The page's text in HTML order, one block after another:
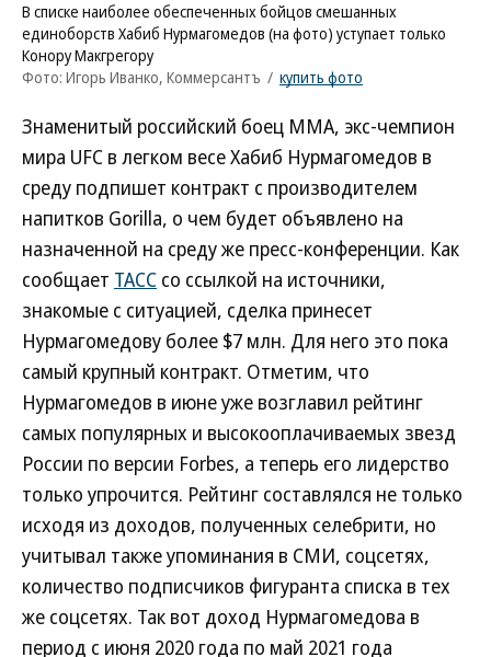
В списке наиболее обеспеченных бойцов смешанных
единоборств Хабиб Нурмагомедов (на фото) уступает только
Конору Макгрегору
Фото: Игорь Иванко, Коммерсантъ / купить фото
Знаменитый российский боец MMA, экс-чемпион
мира UFC в легком весе Хабиб Нурмагомедов в
среду подпишет контракт с производителем
напитков Gorilla, о чем будет объявлено на
назначенной на среду же пресс-конференции. Как
сообщает ТАСС со ссылкой на источники,
знакомые с ситуацией, сделка принесет
Нурмагомедову более $7 млн. Для него это пока
самый крупный контракт. Отметим, что
Нурмагомедов в июне уже возглавил рейтинг
самых популярных и высокооплачиваемых звезд
России по версии Forbes, а теперь его лидерство
только упрочится. Рейтинг составлялся не только
исходя из доходов, полученных селебрити, но
учитывал также упоминания в СМИ, соцсетях,
количество подписчиков фигуранта списка в тех
же соцсетях. Так вот доход Нурмагомедова в
период с июня 2020 года по май 2021 года